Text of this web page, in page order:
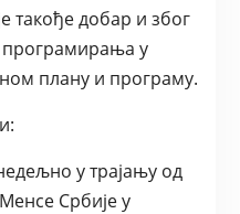
такође добар и због
програмирања у
плану и програму.
у трајању од
Србије у